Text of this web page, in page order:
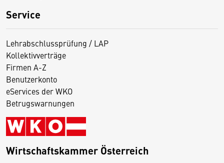
Service
Lehrabschlussprüfung / LAP
Kollektivverträge
Firmen A-Z
Benutzerkonto
eServices der WKO
Betrugswarnungen
Wirtschaftskammer Österreich